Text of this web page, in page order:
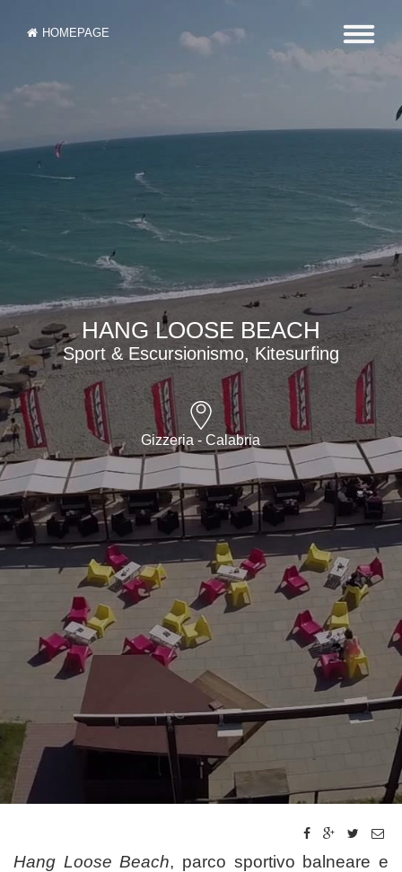
HOMEPAGE
HANG LOOSE BEACH
Sport & Escursionismo, Kitesurfing
Gizzeria - Calabria
Hang Loose Beach, parco sportivo balneare e